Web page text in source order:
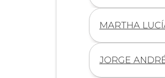
Información
MARTHA
Información
JORGE